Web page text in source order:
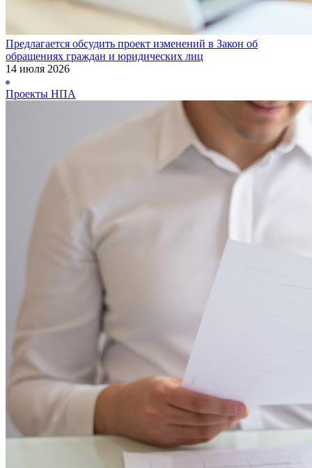
Предлагается обсудить проект изменений в Закон об
обращениях граждан и юридических лиц
14 июля 2026
Проекты НПА